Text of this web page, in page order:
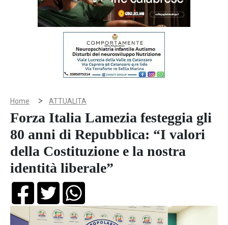
Home > ATTUALITA
Forza Italia Lamezia festeggia gli
80 anni di Repubblica: “I valori
della Costituzione e la nostra
identità liberale”